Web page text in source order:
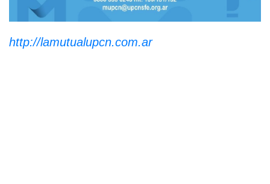
http://lamutualupcn.com.ar